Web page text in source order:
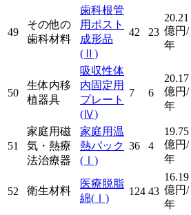
49
その他の
歯科材料
歯科根管
用ポスト
成形品
(Ⅱ)
42 23
20.21
億円/
年
50
生体内移
植器具
吸収性体
内固定用
プレート
(Ⅳ)
7 6
20.17
億円/
年
51
家庭用磁
気・熱療
法治療器
家庭用温
熱パック
(Ⅰ)
36 4
19.75
億円/
年
52 衛生材料
医療脱脂
綿(Ⅰ)
124 43
16.19
億円/
年